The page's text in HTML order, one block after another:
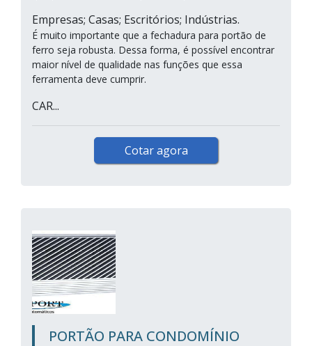
Empresas; Casas; Escritórios; Indústrias.
É muito importante que a fechadura para portão de
ferro seja robusta. Dessa forma, é possível encontrar
maior nível de qualidade nas funções que essa
ferramenta deve cumprir.
CAR...
Cotar agora
PORTÃO PARA CONDOMÍNIO